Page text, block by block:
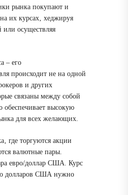
рынка покупают и
их курсах‚ хеджируя
или осуществляя
– его
происходит не на одной
и других
связаны между собой
обеспечивает высокую
для всех желающих.
где торгуются акции
валютные пары.
евро/доллар США. Курс
долларов США нужно